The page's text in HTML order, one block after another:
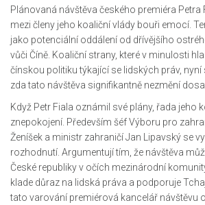
Plánovaná návštěva českého premiéra Petra
mezi členy jeho koaliční vlády bouři emocí.
jako potenciální oddálení od dřívějšího
vůči Číně. Koaliční strany, které v minulosti
čínskou politiku týkající se lidských práv, nyní
zda tato návštěva signifikantně nezmění
Když Petr Fiala oznámil své plány, řada jeho
znepokojení. Především šéf Výboru pro
Ženíšek a ministr zahraničí Jan Lipavský se
rozhodnutí. Argumentují tím, že návštěva
České republiky v očích mezinárodní
klade důraz na lidská práva a podporuje
tato varování premiérová kancelář návštěvu